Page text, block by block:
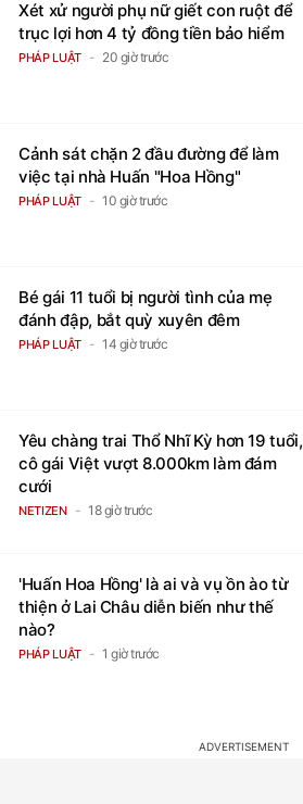
Xét xử người phụ nữ giết con ruột để
trục lợi hơn 4 tỷ đồng tiền bảo hiểm
PHÁP LUẬT 20 giờ trước
Cảnh sát chặn 2 đầu đường để làm
việc tại nhà Huấn "Hoa Hồng"
PHÁP LUẬT 10 giờ trước
Bé gái 11 tuổi bị người tình của mẹ
đánh đập, bắt quỳ xuyên đêm
PHÁP LUẬT 14 giờ trước
Yêu chàng trai Thổ Nhĩ Kỳ hơn 19 tuổi,
cô gái Việt vượt 8.000km làm đám
cưới
NETIZEN 18 giờ trước
'Huấn Hoa Hồng' là ai và vụ ồn ào từ
thiện ở Lai Châu diễn biến như thế
nào?
PHÁP LUẬT 1 giờ trước